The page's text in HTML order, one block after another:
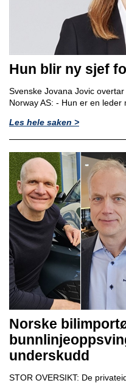
Hun blir ny sjef
Svenske Jovana Jovic
Norway AS: - Hun er en leder
Les hele saken >
Norske
underskudd
STOR OVERSIKT: De